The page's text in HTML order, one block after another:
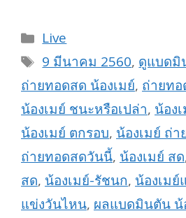
Categories
Live
Tags
9 มีนาคม 2560, ดูแบดมิ
ถ่ายทอดสด น้องเมย์, ถ่ายท
น้องเมย์ ชนะหรือเปล่า, น้อง
น้องเมย์ ตกรอบ, น้องเมย์ ถ่
ถ่ายทอดสดวันนี้, น้องเมย์ สด
สด, น้องเมย์-รัชนก, น้องเมย์
แข่งวันไหน, ผลแบดมินตัน น้